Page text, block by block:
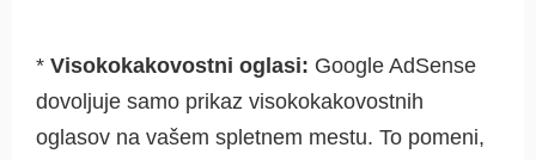
* Visokokakovostni oglasi: Google AdSense
dovoljuje samo prikaz visokokakovostnih
oglasov na vašem spletnem mestu. To pomeni,